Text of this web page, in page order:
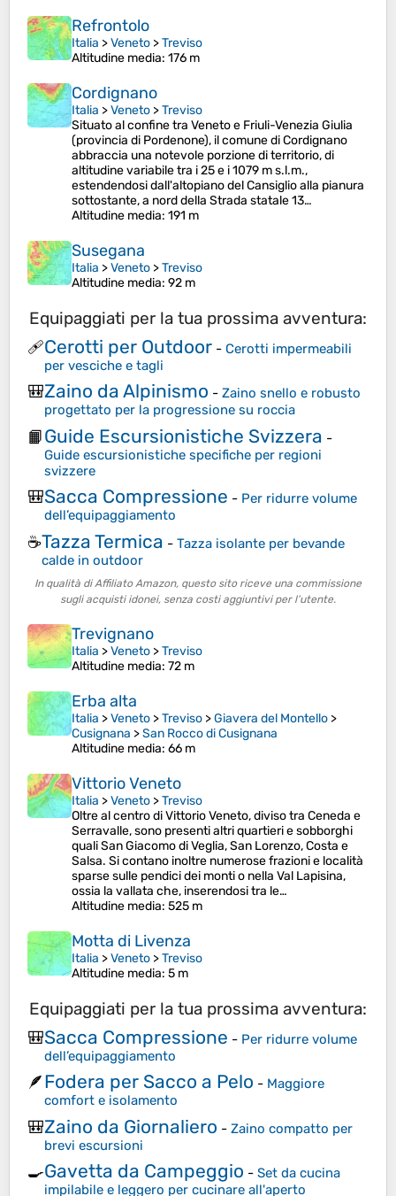
Refrontolo
Italia >Veneto >Treviso
Altitudine media: 176 m
Cordignano
Italia >Veneto >Treviso
Situato al confine tra Veneto e Friuli-Venezia Giulia
(provincia di Pordenone), il comune di Cordignano
abbraccia una notevole porzione di territorio, di
altitudine variabile tra i 25 e i 1079 m s.l.m.,
estendendosi dall'altopiano del Cansiglio alla pianura
sottostante, a nord della Strada statale 13…
Altitudine media: 191 m
Susegana
Italia >Veneto >Treviso
Altitudine media: 92 m
Equipaggiati per la tua prossima avventura:
🩹Cerotti per Outdoor - Cerotti impermeabili
per vesciche e tagli
🎒Zaino da Alpinismo - Zaino snello e robusto
progettato per la progressione su roccia
📙Guide Escursionistiche Svizzera -
Guide escursionistiche specifiche per regioni
svizzere
🎒Sacca Compressione - Per ridurre volume
dell’equipaggiamento
☕Tazza Termica - Tazza isolante per bevande
calde in outdoor
In qualità di Affiliato Amazon, questo sito riceve una commissione
sugli acquisti idonei, senza costi aggiuntivi per l’utente.
Trevignano
Italia >Veneto >Treviso
Altitudine media: 72 m
Erba alta
Italia >Veneto >Treviso >Giavera del Montello >
Cusignana >San Rocco di Cusignana
Altitudine media: 66 m
Vittorio Veneto
Italia >Veneto >Treviso
Oltre al centro di Vittorio Veneto, diviso tra Ceneda e
Serravalle, sono presenti altri quartieri e sobborghi
quali San Giacomo di Veglia, San Lorenzo, Costa e
Salsa. Si contano inoltre numerose frazioni e località
sparse sulle pendici dei monti o nella Val Lapisina,
ossia la vallata che, inserendosi tra le…
Altitudine media: 525 m
Motta di Livenza
Italia >Veneto >Treviso
Altitudine media: 5 m
Equipaggiati per la tua prossima avventura:
🎒Sacca Compressione - Per ridurre volume
dell’equipaggiamento
🪶Fodera per Sacco a Pelo - Maggiore
comfort e isolamento
🎒Zaino da Giornaliero - Zaino compatto per
brevi escursioni
🍳Gavetta da Campeggio - Set da cucina
impilabile e leggero per cucinare all'aperto